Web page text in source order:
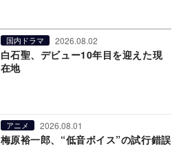
国内ドラマ 2026.08.02
白石聖、デビュー10年目を迎えた現
在地
アニメ 2026.08.01
梅原裕一郎、“低音ボイス”の試行錯誤